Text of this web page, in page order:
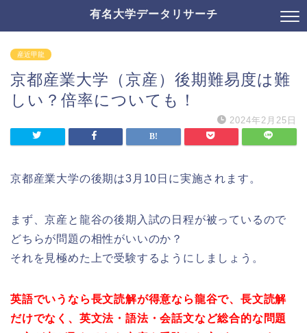
有名大学データリサーチ
産近甲龍
京都産業大学（京産）後期難易度は難
しい？倍率についても！
2024年2月25日
京都産業大学の後期は3月10日に実施されます。
まず、京産と龍谷の後期入試の日程が被っているので
どちらが問題の相性がいいのか？
それを見極めた上で受験するようにしましょう。
英語でいうなら長文読解が得意なら龍谷で、長文読解
だけでなく、英文法・語法・会話文など総合的な問題